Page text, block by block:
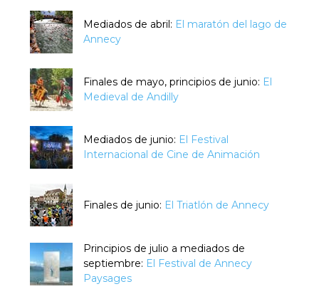
Mediados de abril: El maratón del lago de
Annecy
Finales de mayo, principios de junio: El
Medieval de Andilly
Mediados de junio: El Festival
Internacional de Cine de Animación
Finales de junio: El Triatlón de Annecy
Principios de julio a mediados de
septiembre: El Festival de Annecy
Paysages